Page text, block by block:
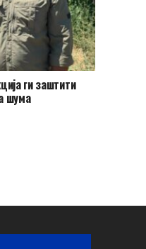
ги заштити
шума